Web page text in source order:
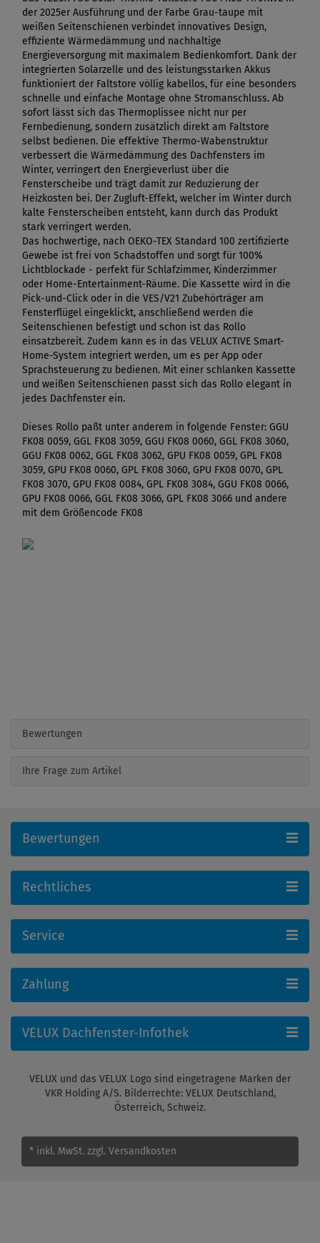
der 2025er Ausführung und der Farbe Grau-taupe mit
weißen Seitenschienen verbindet innovatives Design,
effiziente Wärmedämmung und nachhaltige
Energieversorgung mit maximalem Bedienkomfort. Dank der
integrierten Solarzelle und des leistungsstarken Akkus
funktioniert der Faltstore völlig kabellos, für eine besonders
schnelle und einfache Montage ohne Stromanschluss. Ab
sofort lässt sich das Thermoplissee nicht nur per
Fernbedienung, sondern zusätzlich direkt am Faltstore
selbst bedienen. Die effektive Thermo-Wabenstruktur
verbessert die Wärmedämmung des Dachfensters im
Winter, verringert den Energieverlust über die
Fensterscheibe und trägt damit zur Reduzierung der
Heizkosten bei. Der Zugluft-Effekt, welcher im Winter durch
kalte Fensterscheiben entsteht, kann durch das Produkt
stark verringert werden.
Das hochwertige, nach OEKO-TEX Standard 100 zertifizierte
Gewebe ist frei von Schadstoffen und sorgt für 100%
Lichtblockade - perfekt für Schlafzimmer, Kinderzimmer
oder Home-Entertainment-Räume. Die Kassette wird in die
Pick-und-Click oder in die VES/V21 Zubehörträger am
Fensterflügel eingeklickt, anschließend werden die
Seitenschienen befestigt und schon ist das Rollo
einsatzbereit. Zudem kann es in das VELUX ACTIVE Smart-
Home-System integriert werden, um es per App oder
Sprachsteuerung zu bedienen. Mit einer schlanken Kassette
und weißen Seitenschienen passt sich das Rollo elegant in
jedes Dachfenster ein.
Dieses Rollo paßt unter anderem in folgende Fenster: GGU
FK08 0059, GGL FK08 3059, GGU FK08 0060, GGL FK08 3060,
GGU FK08 0062, GGL FK08 3062, GPU FK08 0059, GPL FK08
3059, GPU FK08 0060, GPL FK08 3060, GPU FK08 0070, GPL
FK08 3070, GPU FK08 0084, GPL FK08 3084, GGU FK08 0066,
GPU FK08 0066, GGL FK08 3066, GPL FK08 3066 und andere
mit dem Größencode FK08
Bewertungen
Ihre Frage zum Artikel
Bewertungen
Rechtliches
Service
Zahlung
VELUX Dachfenster-Infothek
VELUX und das VELUX Logo sind eingetragene Marken der
VKR Holding A/S. Bilderrechte: VELUX Deutschland,
Österreich, Schweiz.
* inkl. MwSt. zzgl. Versandkosten